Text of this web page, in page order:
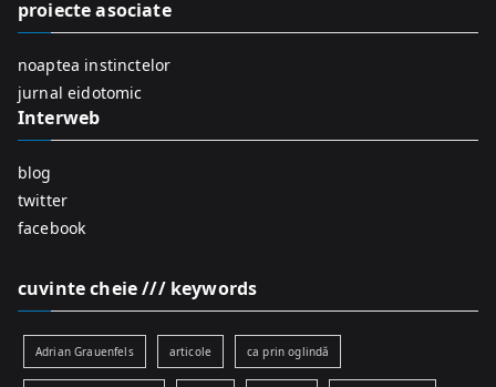
o
proiecte asociate
noaptea instinctelor
jurnal eidotomic
Interweb
blog
twitter
facebook
cuvinte cheie /// keywords
Adrian Grauenfels articole ca prin oglindă